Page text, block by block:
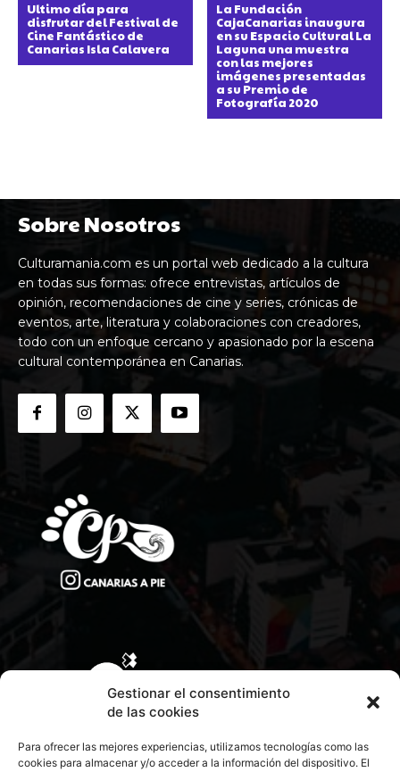
Gestionar el consentimiento
de las cookies
Para ofrecer las mejores experiencias, utilizamos tecnologías como las
cookies para almacenar y/o acceder a la información del dispositivo. El
Ultimo día para
disfrutar del Festival de
Cine Fantástico de
Canarias Isla Calavera
La Fundación
CajaCanarias inaugura
en su Espacio Cultural La
Laguna una muestra
con las mejores
imágenes presentadas
a su Premio de
Fotografía 2020
Sobre Nosotros
Culturamania.com es un portal web dedicado a la cultura
en todas sus formas: ofrece entrevistas, artículos de
opinión, recomendaciones de cine y series, crónicas de
eventos, arte, literatura y colaboraciones con creadores,
todo con un enfoque cercano y apasionado por la escena
cultural contemporánea en Canarias.